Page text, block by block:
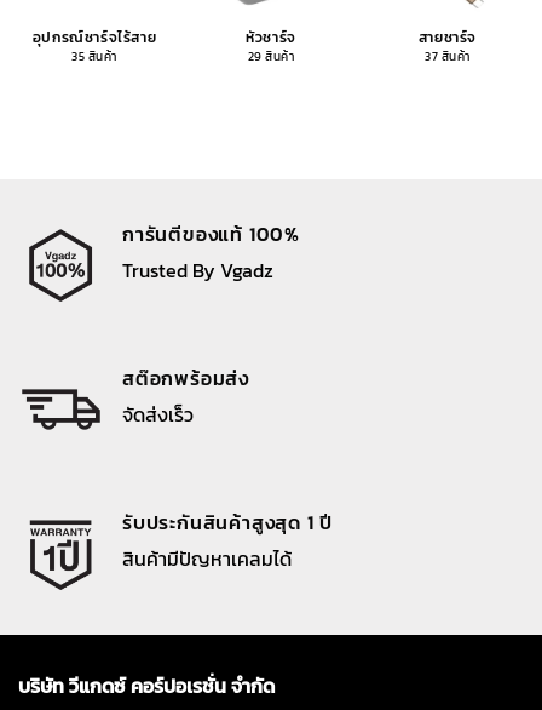
อุปกรณ์ชาร์จไร้สาย
35 สินค้า
หัวชาร์จ
29 สินค้า
สายชาร์จ
37 สินค้า
การันตีของแท้ 100%
Trusted By Vgadz
สต๊อกพร้อมส่ง
จัดส่งเร็ว
รับประกันสินค้าสูงสุด 1 ปี
สินค้ามีปัญหาเคลมได้
บริษัท วีแกดซ์ คอร์ปอเรชั่น จำกัด